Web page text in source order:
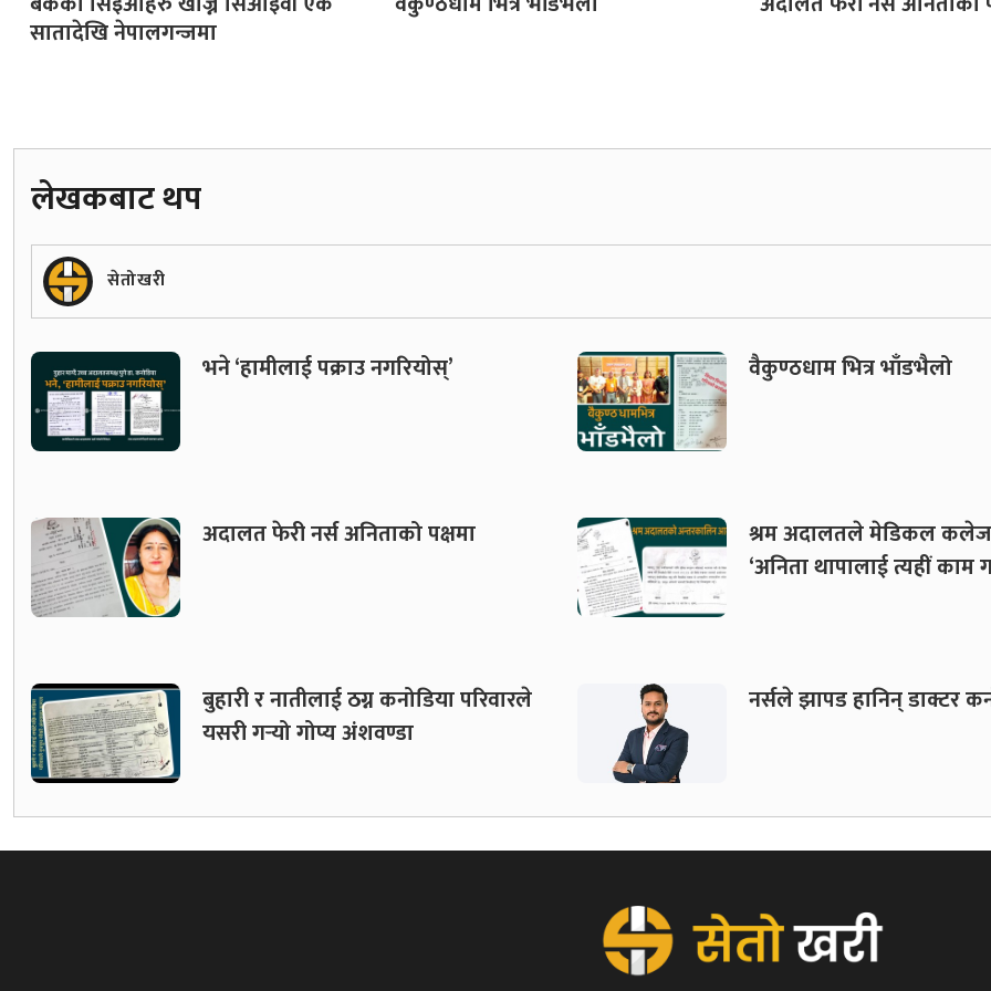
सातादेखि नेपालगन्जमा
लेखकबाट थप
सेतोखरी
भने ‘हामीलाई पक्राउ नगरियोस्’ वैकुण्ठधाम भित्र भाँडभैलो
अदालत फेरी नर्स अनिताको पक्षमा
श्रम अदालतले मेडिकल
‘अनिता थापालाई त्यहीं काम
बुहारी र नातीलाई ठग्न कनोडिया परिवारले
यसरी गर्‍यो गोप्य अंशवण्डा
नर्सले झापड हानिन् डाक्टर